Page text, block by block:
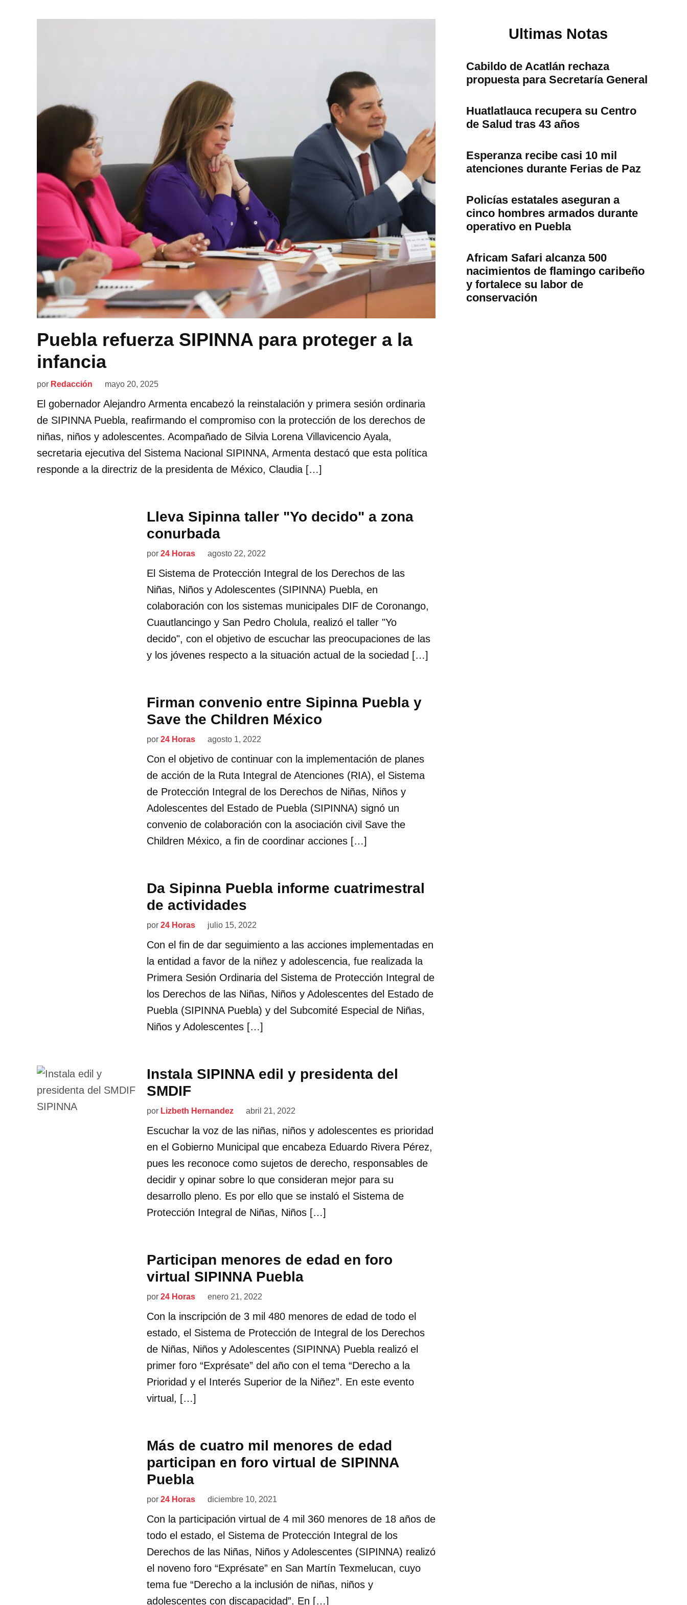
Puebla refuerza SIPINNA para proteger a la
infancia
por Redacción mayo 20, 2025
El gobernador Alejandro Armenta encabezó la reinstalación y primera sesión ordinaria
de SIPINNA Puebla, reafirmando el compromiso con la protección de los derechos de
niñas, niños y adolescentes. Acompañado de Silvia Lorena Villavicencio Ayala,
secretaria ejecutiva del Sistema Nacional SIPINNA, Armenta destacó que esta política
responde a la directriz de la presidenta de México, Claudia […]
Lleva Sipinna taller "Yo decido" a zona
conurbada
por 24 Horas agosto 22, 2022
El Sistema de Protección Integral de los Derechos de las
Niñas, Niños y Adolescentes (SIPINNA) Puebla, en
colaboración con los sistemas municipales DIF de Coronango,
Cuautlancingo y San Pedro Cholula, realizó el taller "Yo
decido", con el objetivo de escuchar las preocupaciones de las
y los jóvenes respecto a la situación actual de la sociedad […]
Firman convenio entre Sipinna Puebla y
Save the Children México
por 24 Horas agosto 1, 2022
Con el objetivo de continuar con la implementación de planes
de acción de la Ruta Integral de Atenciones (RIA), el Sistema
de Protección Integral de los Derechos de Niñas, Niños y
Adolescentes del Estado de Puebla (SIPINNA) signó un
convenio de colaboración con la asociación civil Save the
Children México, a fin de coordinar acciones […]
Da Sipinna Puebla informe cuatrimestral
de actividades
por 24 Horas julio 15, 2022
Con el fin de dar seguimiento a las acciones implementadas en
la entidad a favor de la niñez y adolescencia, fue realizada la
Primera Sesión Ordinaria del Sistema de Protección Integral de
los Derechos de las Niñas, Niños y Adolescentes del Estado de
Puebla (SIPINNA Puebla) y del Subcomité Especial de Niñas,
Niños y Adolescentes […]
Instala SIPINNA edil y presidenta del
SMDIF
por Lizbeth Hernandez abril 21, 2022
Escuchar la voz de las niñas, niños y adolescentes es prioridad
en el Gobierno Municipal que encabeza Eduardo Rivera Pérez,
pues les reconoce como sujetos de derecho, responsables de
decidir y opinar sobre lo que consideran mejor para su
desarrollo pleno. Es por ello que se instaló el Sistema de
Protección Integral de Niñas, Niños […]
Participan menores de edad en foro
virtual SIPINNA Puebla
por 24 Horas enero 21, 2022
Con la inscripción de 3 mil 480 menores de edad de todo el
estado, el Sistema de Protección de Integral de los Derechos
de Niñas, Niños y Adolescentes (SIPINNA) Puebla realizó el
primer foro “Exprésate” del año con el tema “Derecho a la
Prioridad y el Interés Superior de la Niñez”. En este evento
virtual, […]
Más de cuatro mil menores de edad
participan en foro virtual de SIPINNA
Puebla
por 24 Horas diciembre 10, 2021
Con la participación virtual de 4 mil 360 menores de 18 años de
todo el estado, el Sistema de Protección Integral de los
Derechos de las Niñas, Niños y Adolescentes (SIPINNA) realizó
el noveno foro “Exprésate” en San Martín Texmelucan, cuyo
tema fue “Derecho a la inclusión de niñas, niños y
adolescentes con discapacidad”. En […]
Ultimas Notas
Cabildo de Acatlán rechaza
propuesta para Secretaría General
Huatlatlauca recupera su Centro
de Salud tras 43 años
Esperanza recibe casi 10 mil
atenciones durante Ferias de Paz
Policías estatales aseguran a
cinco hombres armados durante
operativo en Puebla
Africam Safari alcanza 500
nacimientos de flamingo caribeño
y fortalece su labor de
conservación